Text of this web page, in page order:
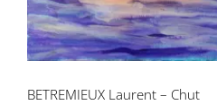
BETREMIEUX Laurent – Chut